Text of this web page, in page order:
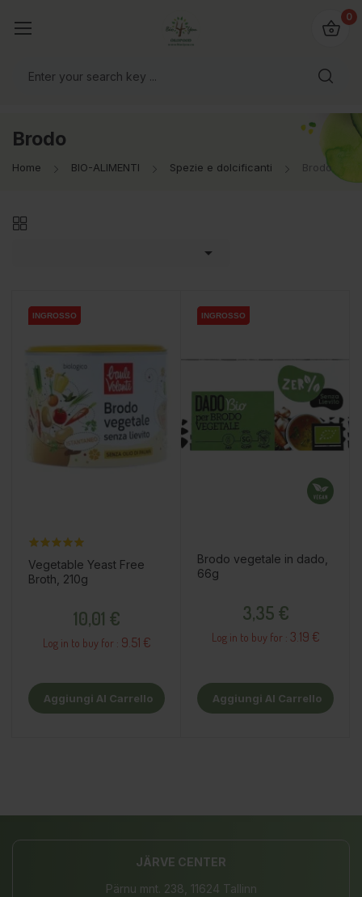
mondo!
0
Brodo
Home BIO-ALIMENTI Spezie e dolcificanti Brodo

INGROSSO
INGROSSO
Vegetable Yeast Free
Broth, 210g
10,01 €
Log in to buy for : 9.51 €
Aggiungi Al Carrello
INGROSSO
INGROSSO
Brodo vegetale in dado,
66g
3,35 €
Log in to buy for : 3.19 €
Aggiungi Al Carrello
JÄRVE CENTER
Pärnu mnt. 238, 11624 Tallinn